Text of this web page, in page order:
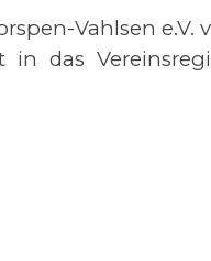
Vahlsen e.V.
das